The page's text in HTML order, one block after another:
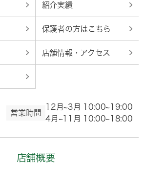
紹介実績
保護者の方はこちら
店舗情報・アクセス
営業時間
12月~3月 10:00~19:00
4月~11月 10:00~18:00
店舗概要